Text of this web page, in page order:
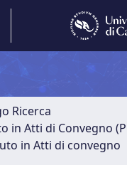
Ricerca
in Atti di Convegno
in Atti di convegno